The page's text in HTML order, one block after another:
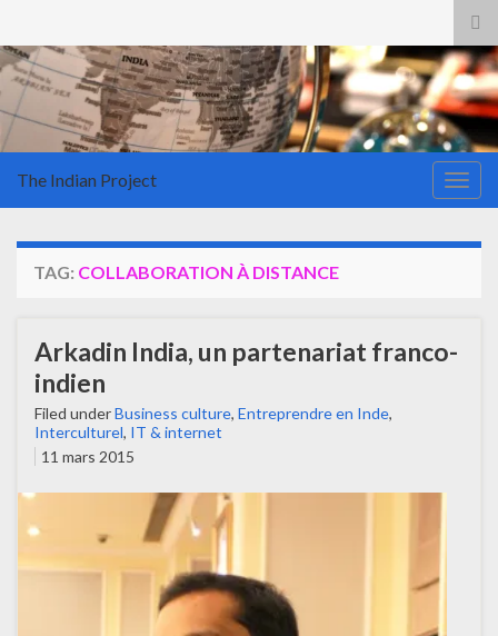
The Indian Project
TAG: COLLABORATION À DISTANCE
Arkadin India, un partenariat franco-
indien
Filed underBusiness culture, Entreprendre en Inde,
Interculturel, IT & internet
11 mars 2015